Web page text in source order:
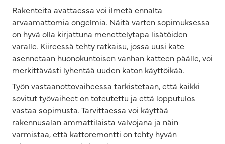
Rakenteita avattaessa voi ilmetä ennalta
arvaamattomia ongelmia. Näitä varten sopimuksessa
on hyvä olla kirjattuna menettelytapa lisätöiden
varalle. Kiireessä tehty ratkaisu, jossa uusi kate
asennetaan huonokuntoisen vanhan katteen päälle, voi
merkittävästi lyhentää uuden katon käyttöikää.
Työn vastaanottovaiheessa tarkistetaan, että kaikki
sovitut työvaiheet on toteutettu ja että lopputulos
vastaa sopimusta. Tarvittaessa voi käyttää
rakennusalan ammattilaista valvojana ja näin
varmistaa, että kattoremontti on tehty hyvän